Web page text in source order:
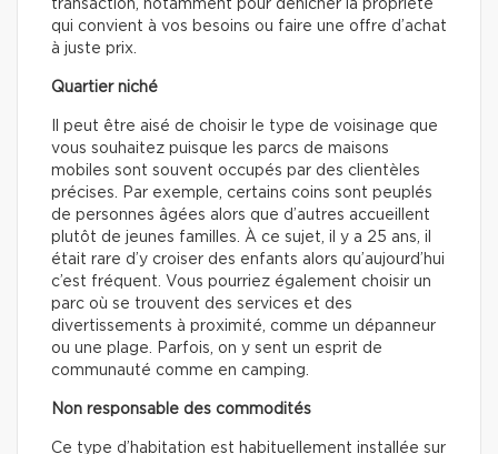
transaction, notamment pour dénicher la propriété
qui convient à vos besoins ou faire une offre d’achat
à juste prix.
Quartier niché
Il peut être aisé de choisir le type de voisinage que
vous souhaitez puisque les parcs de maisons
mobiles sont souvent occupés par des clientèles
précises. Par exemple, certains coins sont peuplés
de personnes âgées alors que d’autres accueillent
plutôt de jeunes familles. À ce sujet, il y a 25 ans, il
était rare d’y croiser des enfants alors qu’aujourd’hui
c’est fréquent. Vous pourriez également choisir un
parc où se trouvent des services et des
divertissements à proximité, comme un dépanneur
ou une plage. Parfois, on y sent un esprit de
communauté comme en camping.
Non responsable des commodités
Ce type d’habitation est habituellement installée sur